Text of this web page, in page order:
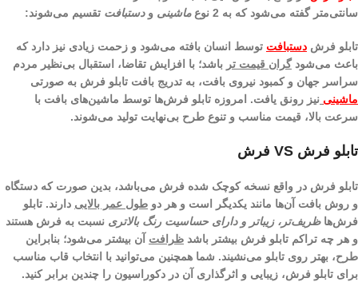
سانتی‌متر گفته می‌شود که به 2 نوع
ماشینی و دستبافت تقسیم می‌شوند:
تابلو فرش دستبافت توسط انسان بافته می‌شود و زحمت زیادی نیز دارد که
باعث می‌شودگران قیمت تر باشد؛ با افزایش تقاضا، استقبال بی‌نظیر مردم
سراسر جهان و کمبود نیروی بافت، به تدریج بافت تابلو فرش به صورتی
ماشینی نیز رونق یافت. امروزه تابلو فرش‌ها توسط ماشین‌های بافت با
سرعت بالا، قیمت مناسب و تنوع طرح بی‌نهایت تولید می‌شوند.
تابلو فرش VS فرش
تابلو فرش در واقع نسخه کوچک شده فرش می‌باشد، بدین صورت که دستگاه
و روش بافت آن‌ها مانند یکدیگر است و هر دو طول عمر بالایی دارند. تابلو
فرش‌هاظریف‌تر، زیبا‌تر و دارای حساسیت رنگ بالاتری نسبت به فرش هستند
و هر چه تراکم تابلو فرش بیشتر باشد ظرافت آن بیشتر می‌شود؛ بنابراین
طرح، بهتر روی تابلو می‌نشیند. شما همچنین می‌توانید با انتخاب قاب مناسب
برای تابلو فرش، زیبایی و اثرگذاری آن در دکوراسیون را چندین برابر کنید.